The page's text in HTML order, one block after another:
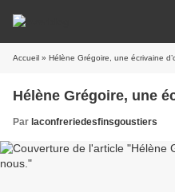
Accueil » Hélène Grégoire, une écrivaine
Hélène Grégoire, une
Par laconfreriedesfinsgoustiers